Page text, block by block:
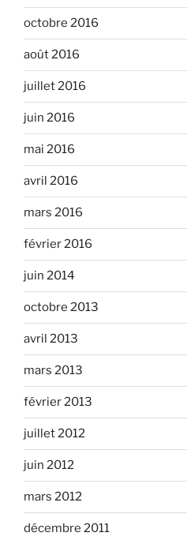
octobre 2016
août 2016
juillet 2016
juin 2016
mai 2016
avril 2016
mars 2016
février 2016
juin 2014
octobre 2013
avril 2013
mars 2013
février 2013
juillet 2012
juin 2012
mars 2012
décembre 2011